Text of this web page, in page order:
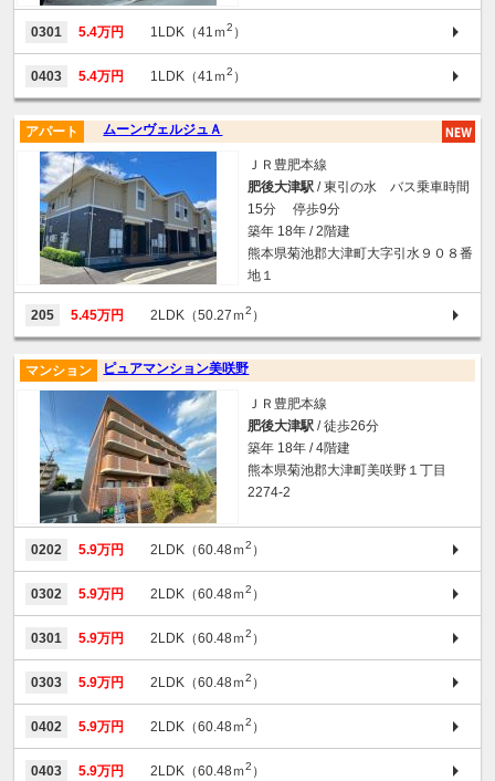
0301 5.4万円 1LDK（41ｍ2 ）
0403 5.4万円 1LDK（41ｍ2 ）
ムーンヴェルジュＡ
アパート
ＪＲ豊肥本線
肥後大津駅 / 東引の水 バス乗車時間
15分 停歩9分
築年 18年 / 2階建
熊本県菊池郡大津町大字引水９０８番
地１
205 5.45万円 2LDK（50.27ｍ2 ）
ピュアマンション美咲野
マンション
ＪＲ豊肥本線
肥後大津駅 / 徒歩26分
築年 18年 / 4階建
熊本県菊池郡大津町美咲野１丁目
2274-2
0202 5.9万円 2LDK（60.48ｍ2 ）
0302 5.9万円 2LDK（60.48ｍ2 ）
0301 5.9万円 2LDK（60.48ｍ2 ）
0303 5.9万円 2LDK（60.48ｍ2 ）
0402 5.9万円 2LDK（60.48ｍ2 ）
0403 5.9万円 2LDK（60.48ｍ2 ）